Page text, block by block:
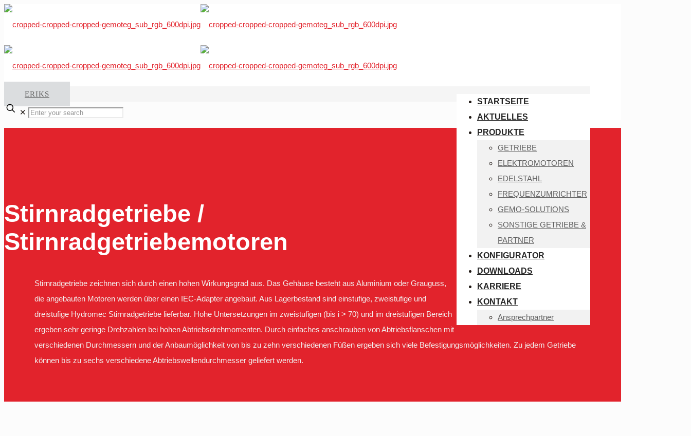
STARTSEITE
AKTUELLES
PRODUKTE
GETRIEBE
ELEKTROMOTOREN
EDELSTAHL
FREQUENZUMRICHTER
GEMO-SOLUTIONS
SONSTIGE GETRIEBE &
PARTNER
KONFIGURATOR
DOWNLOADS
KARRIERE
KONTAKT
Ansprechpartner
ERIKS
✕
Stirnradgetriebe /
Stirnradgetriebemotoren
Stirnradgetriebe zeichnen sich durch einen hohen Wirkungsgrad aus. Das Gehäuse besteht aus Aluminium oder Grauguss,
die angebauten Motoren werden über einen IEC-Adapter angebaut. Aus Lagerbestand sind einstufige, zweistufige und
dreistufige Hydromec Stirnradgetriebe lieferbar. Hohe Untersetzungen im zweistufigen (bis i > 70) und im dreistufigen Bereich
ergeben sehr geringe Drehzahlen bei hohen Abtriebsdrehmomenten. Durch einfaches anschrauben von Abtriebsflanschen mit
verschiedenen Durchmessern und der Anbaumöglichkeit von bis zu zehn verschiedenen Füßen ergeben sich viele Befestigungsmöglichkeiten. Zu jedem Getriebe
können bis zu sechs verschiedene Abtriebswellendurchmesser geliefert werden.